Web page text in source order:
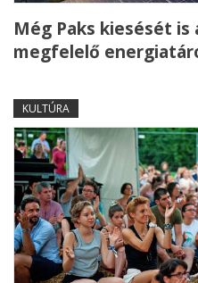
Még Paks kiesését
megfelelő
KULTÚRA